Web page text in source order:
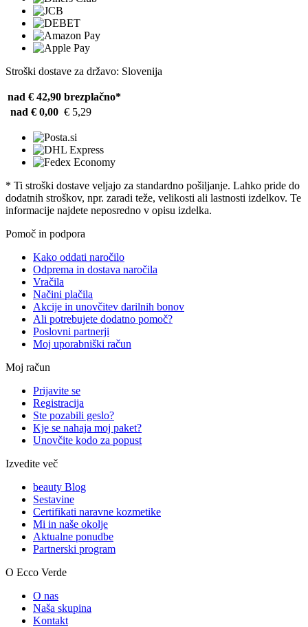
Stroški dostave za državo: Slovenija
nad € 42,90 brezplačno*
nad € 0,00 € 5,29
* Ti stroški dostave veljajo za standardno pošiljanje. Lahko pride do
dodatnih stroškov, npr. zaradi teže, velikosti ali lastnosti izdelkov. Te
informacije najdete neposredno v opisu izdelka.
Pomoč in podpora
Kako oddati naročilo
Odprema in dostava naročila
Vračila
Načini plačila
Akcije in unovčitev darilnih bonov
Ali potrebujete dodatno pomoč?
Poslovni partnerji
Moj uporabniški račun
Moj račun
Prijavite se
Registracija
Ste pozabili geslo?
Kje se nahaja moj paket?
Unovčite kodo za popust
Izvedite več
beauty Blog
Sestavine
Certifikati naravne kozmetike
Mi in naše okolje
Aktualne ponudbe
Partnerski program
O Ecco Verde
O nas
Naša skupina
Kontakt